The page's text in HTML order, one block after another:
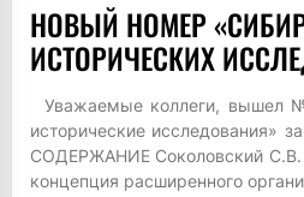
НОВЫЙ НОМЕР
ИСТОРИЧЕСКИХ
Уважаемые коллеги, вышел
исторические исследования»
СОДЕРЖАНИЕ Соколовский С.В.
концепция расширенного